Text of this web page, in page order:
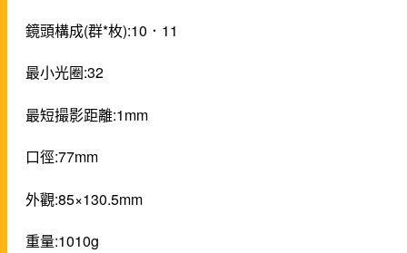
鏡頭構成(群*枚):10．11
最小光圈:32
最短撮影距離:1mm
口徑:77mm
外觀:85×130.5mm
重量:1010g